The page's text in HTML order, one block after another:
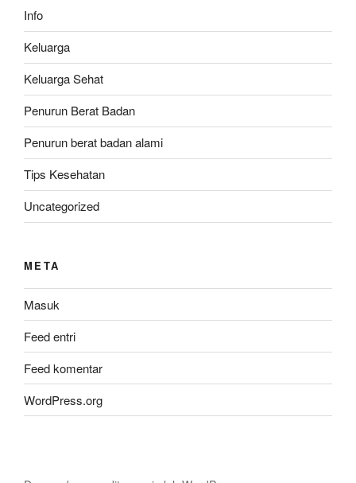
Info
Keluarga
Keluarga Sehat
Penurun Berat Badan
Penurun berat badan alami
Tips Kesehatan
Uncategorized
META
Masuk
Feed entri
Feed komentar
WordPress.org